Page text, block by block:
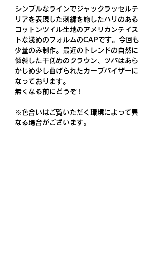
シンプルなラインでジャックラッセルテ
リアを表現した刺繍を施したハリのある
コットンツイル生地のアメリカンテイス
トな浅めのフォルムのCAPです。今回も
少量のみ制作。最近のトレンドの自然に
傾斜した干低めのクラウン、ツバはあら
かじめ少し曲げられたカーブバイザーに
なっております。
無くなる前にどうぞ！
※色合いはご覧いただく環境によって異
なる場合がございます。